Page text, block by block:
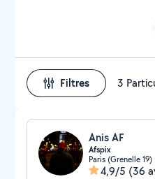
Filtres 3
Anis AF
Afspix
Paris (Grenelle 19)
4,9/5 (36